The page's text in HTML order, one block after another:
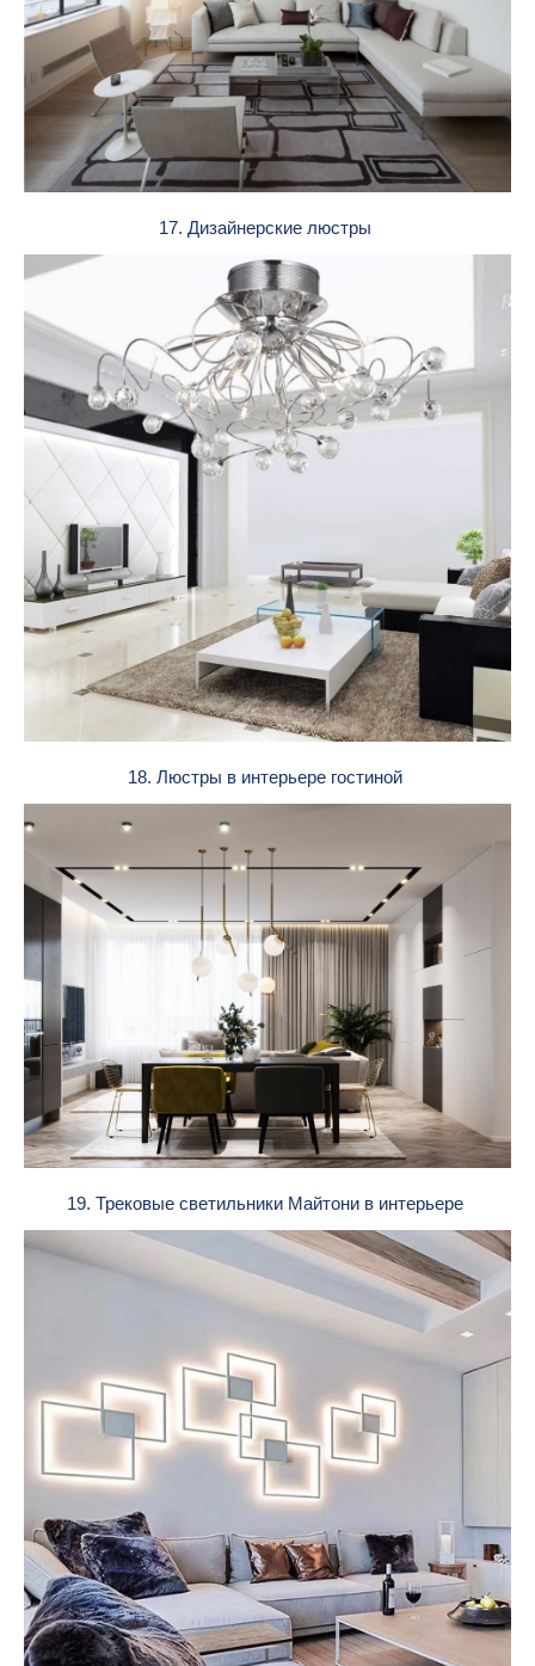
17. Дизайнерские люстры
18. Люстры в интерьере гостиной
19. Трековые светильники Майтони в интерьере